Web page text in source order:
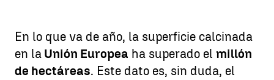
En lo que va de año, la superficie calcinada
en la Unión Europea ha superado el millón
de hectáreas. Este dato es, sin duda, el